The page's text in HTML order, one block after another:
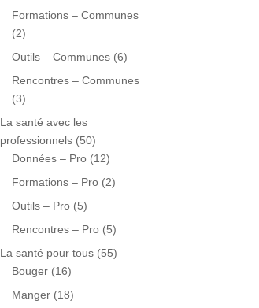
Formations – Communes
(2)
Outils – Communes (6)
Rencontres – Communes
(3)
La santé avec les
professionnels (50)
Données – Pro (12)
Formations – Pro (2)
Outils – Pro (5)
Rencontres – Pro (5)
La santé pour tous (55)
Bouger (16)
Manger (18)